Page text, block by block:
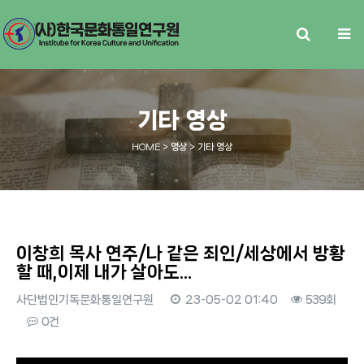
기타 영상
HOME > 영상 > 기타 영상
이창희 목사 연주/나 같은 죄인/세상에서 방황
할 때,이제 내가 살아도...
사단법인기독문화통일연구원 23-05-02 01:40
539회
0건